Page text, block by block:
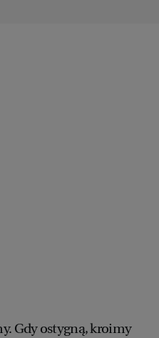
Gdy ostygną, kroimy